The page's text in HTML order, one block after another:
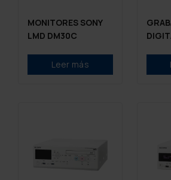
MONITORES SONY
LMD DM30C
Leer más